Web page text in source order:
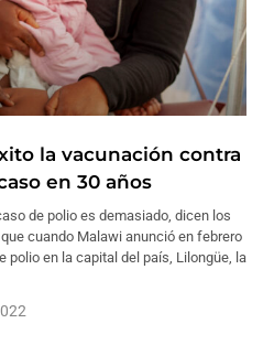
la vacunación contra
en 30 años
de polio es demasiado, dicen los
cuando Malawi anunció en febrero
polio en la capital del país, Lilongüe, la